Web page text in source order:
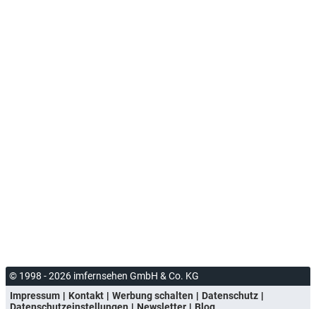
© 1998 - 2026 imfernsehen GmbH & Co. KG
Impressum
Kontakt Werbung schalten
Datenschutz